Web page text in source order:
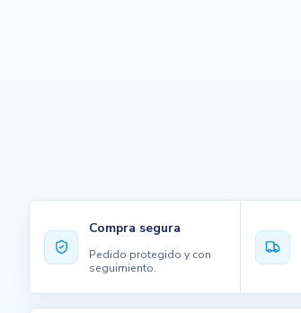
Compra segura
Pedido protegido y con
seguimiento.